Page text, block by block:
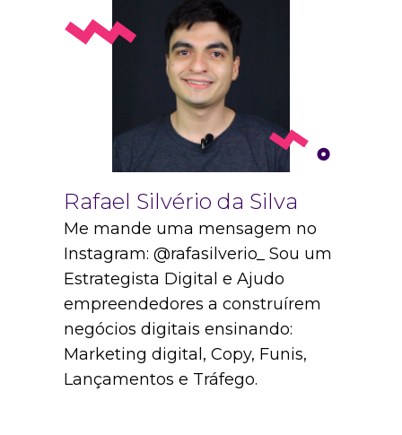
Rafael Silvério da Silva
Me mande uma mensagem no
Instagram: @rafasilverio_ Sou um
Estrategista Digital e Ajudo
empreendedores a construírem
negócios digitais ensinando:
Marketing digital, Copy, Funis,
Lançamentos e Tráfego.